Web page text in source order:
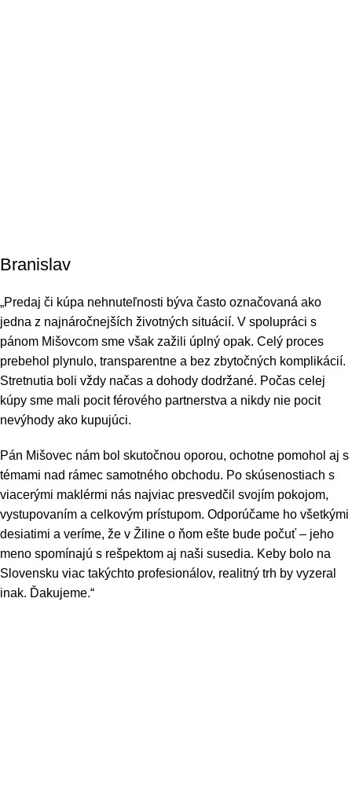
Branislav
„Predaj či kúpa nehnuteľnosti býva často označovaná ako
jedna z najnáročnejších životných situácií. V spolupráci s
pánom Mišovcom sme však zažili úplný opak. Celý proces
prebehol plynulo, transparentne a bez zbytočných komplikácií.
Stretnutia boli vždy načas a dohody dodržané. Počas celej
kúpy sme mali pocit férového partnerstva a nikdy nie pocit
nevýhody ako kupujúci.
Pán Mišovec nám bol skutočnou oporou, ochotne pomohol aj s
témami nad rámec samotného obchodu. Po skúsenostiach s
viacerými maklérmi nás najviac presvedčil svojím pokojom,
vystupovaním a celkovým prístupom. Odporúčame ho všetkými
desiatimi a veríme, že v Žiline o ňom ešte bude počuť – jeho
meno spomínajú s rešpektom aj naši susedia. Keby bolo na
Slovensku viac takýchto profesionálov, realitný trh by vyzeral
inak. Ďakujeme.“